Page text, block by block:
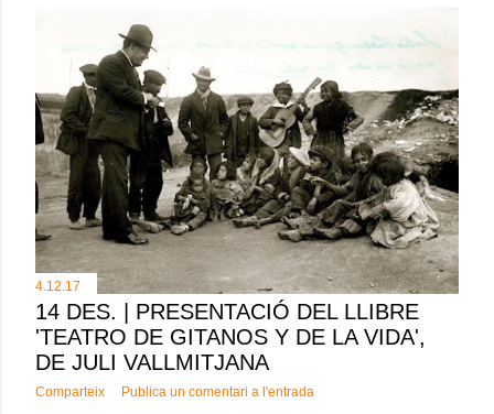
4.12.17
14 DES. | PRESENTACIÓ DEL LLIBRE
'TEATRO DE GITANOS Y DE LA VIDA',
DE JULI VALLMITJANA
Comparteix Publica un comentari a l'entrada